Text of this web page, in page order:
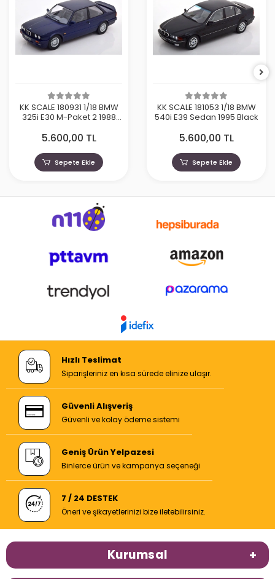
KK SCALE 180931 1/18 BMW
325i E30 M-Paket 2 1988
5.600,00 TL
Sepete Ekle
KK SCALE 181053 1/18 BMW
540i E39 Sedan 1995 Black
5.600,00 TL
Sepete Ekle
Hızlı Teslimat
Siparişleriniz en kısa sürede elinize ulaşır.
Güvenli Alışveriş
Güvenli ve kolay ödeme sistemi
Geniş Ürün Yelpazesi
Binlerce ürün ve kampanya seçeneği
7 / 24 DESTEK
Öneri ve şikayetlerinizi bize iletebilirsiniz.
Kurumsal